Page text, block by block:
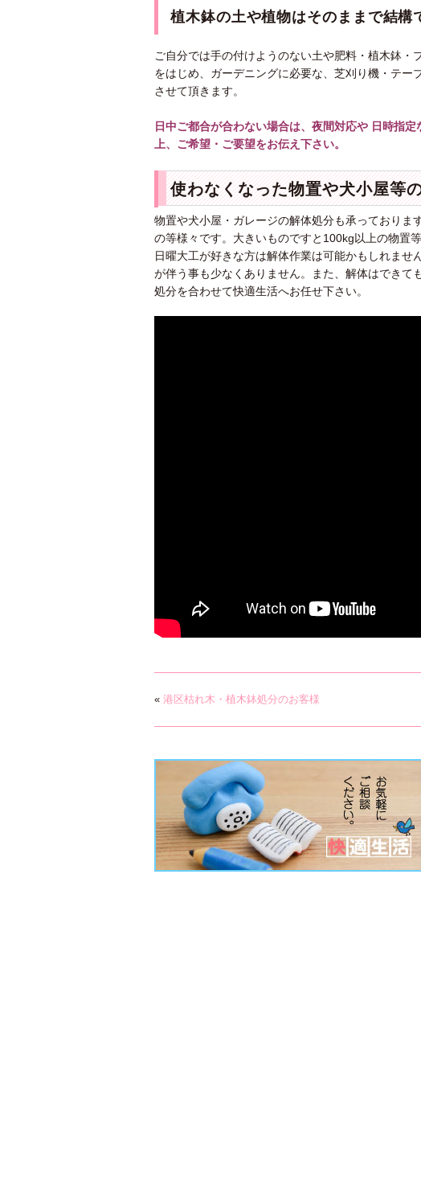
植木鉢の土や植物はそのままで結構
ご自分では手の付けようのない土や肥料・植木鉢
をはじめ、ガーデニングに必要な、芝刈り機・テ
させて頂きます。
日中ご都合が合わない場合は、夜間対応や 日時指
上、ご希望・ご要望をお伝え下さい。
使わなくなった物置や犬小屋等
物置や犬小屋・ガレージの解体処分も承っておりま
の等様々です。大きいものですと100kg以上の物置等
日曜大工が好きな方は解体作業は可能かもしれま
が伴う事も少なくありません。また、解体はできて
処分を合わせて快適生活へお任せ下さい。
« 港区枯れ木・植木鉢処分のお客様